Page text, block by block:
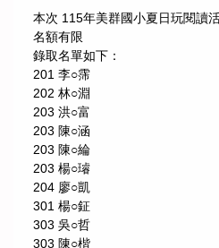
本次 115年美群國小夏日玩閱讀
名額有限
錄取名單如下：
201 李○霈
202 林○淵
203 洪○富
203 陳○涵
203 陳○綸
203 楊○璿
204 廖○凱
301 楊○鉦
303 吳○哲
303 陳○楷